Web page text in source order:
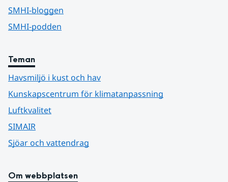
SMHI-bloggen
SMHI-podden
Teman
Havsmiljö i kust och hav
Kunskapscentrum för klimatanpassning
Luftkvalitet
SIMAIR
Sjöar och vattendrag
Om webbplatsen